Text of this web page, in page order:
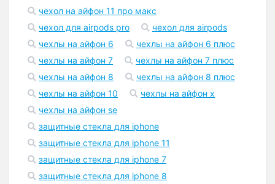
чехол на айфон 11 про макс
чехол для airpods pro
чехол для airpods
чехлы на айфон 6
чехлы на айфон 6 плюс
чехлы на айфон 7
чехлы на айфон 7 плюс
чехлы на айфон 8
чехлы на айфон 8 плюс
чехлы на айфон 10
чехлы на айфон x
чехлы на айфон se
защитные стекла для iphone
защитные стекла для iphone 11
защитные стекла для iphone 7
защитные стекла для iphone 8